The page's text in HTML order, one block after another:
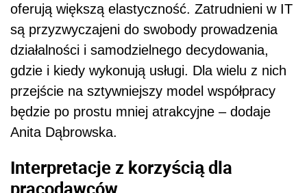
oferują większą elastyczność. Zatrudnieni w IT
są przyzwyczajeni do swobody prowadzenia
działalności i samodzielnego decydowania,
gdzie i kiedy wykonują usługi. Dla wielu z nich
przejście na sztywniejszy model współpracy
będzie po prostu mniej atrakcyjne – dodaje
Anita Dąbrowska.
Interpretacje z korzyścią dla